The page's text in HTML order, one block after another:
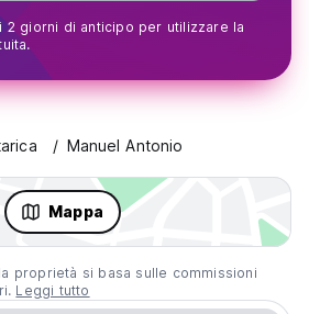
2 giorni di anticipo per utilizzare la
Manuel Antonio
Mappa
proprietà si basa sulle commissioni
Leggi tutto